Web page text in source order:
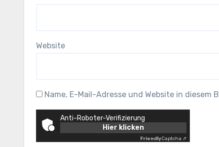
Website
Name, E-Mail-Adresse und Website in
Anti-Roboter-Verifizierung
Hier klicken
FriendlyCaptcha ⇗